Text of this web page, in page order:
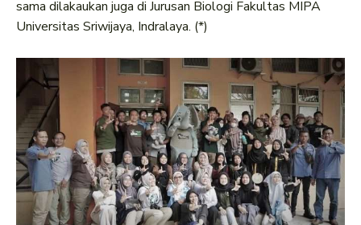
sama dilakaukan juga di Jurusan Biologi Fakultas MIPA
Universitas Sriwijaya, Indralaya. (*)